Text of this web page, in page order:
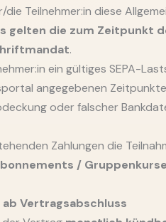
Teilnehmer:in diese
gelten die zum Zeitpunkt
.
ein gültiges SEPA-
angegebenen
oder falscher
Zahlungen die
/
ab Vertragsabschluss